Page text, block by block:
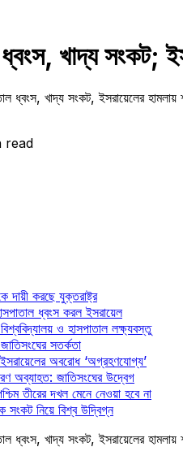
ধ্বংস, খাদ্য সংকট;
ধ্বংস, খাদ্য সংকট, ইসরায়েলের
read
দায়ী করছে যুক্তরাষ্ট্র
ধ্বংস করল ইসরায়েল
ও হাসপাতাল লক্ষ্যবস্তু
সতর্কতা
ইসরায়েলের অবরোধ ‘অগ্রহণযোগ্য’
অব্যাহত: জাতিসংঘের উদ্বেগ
তীরের দখল মেনে নেওয়া হবে না
সংকট নিয়ে বিশ্ব উদ্বিগ্ন
ধ্বংস, খাদ্য সংকট, ইসরায়েলের